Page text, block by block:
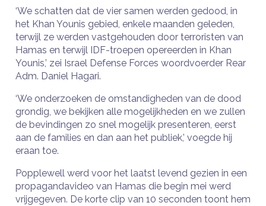
‘We schatten dat de vier samen werden gedood, in
het Khan Younis gebied, enkele maanden geleden,
terwijl ze werden vastgehouden door terroristen van
Hamas en terwijl IDF-troepen opereerden in Khan
Younis,’ zei Israel Defense Forces woordvoerder Rear
Adm. Daniel Hagari.
‘We onderzoeken de omstandigheden van de dood
grondig, we bekijken alle mogelijkheden en we zullen
de bevindingen zo snel mogelijk presenteren, eerst
aan de families en dan aan het publiek,’ voegde hij
eraan toe.
Popplewell werd voor het laatst levend gezien in een
propagandavideo van Hamas die begin mei werd
vrijgegeven. De korte clip van 10 seconden toont hem